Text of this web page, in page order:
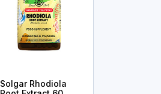
Solgar Rhodiola